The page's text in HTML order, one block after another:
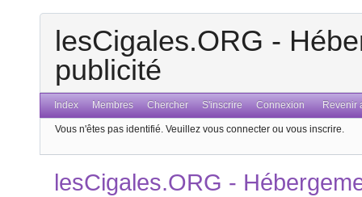
lesCigales.ORG -
publicité
Index Membres Chercher S'inscrire Connexion Revenir
Vous n'êtes pas identifié. Veuillez vous connecter ou vous inscrire.
lesCigales.ORG -